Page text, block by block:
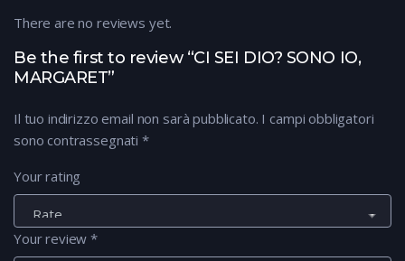
Be the first to review “CI SEI DIO? SONO IO,
MARGARET”
Il tuo indirizzo email non sarà pubblicato. I campi obbligatori
sono contrassegnati *
Your rating
Your review*
There are no reviews yet.